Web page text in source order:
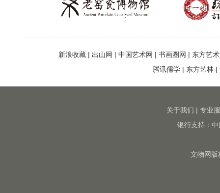
新浪收藏 | 出山网 | 中国艺术网 | 书画圈网 | 东方艺
腾讯儒学 | 东方艺林 |
关于我们 | 专业
银行支持：
文物网